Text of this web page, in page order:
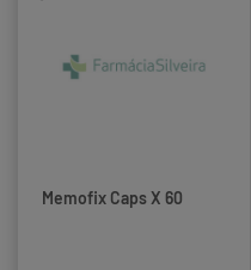
Memofix Caps X 60